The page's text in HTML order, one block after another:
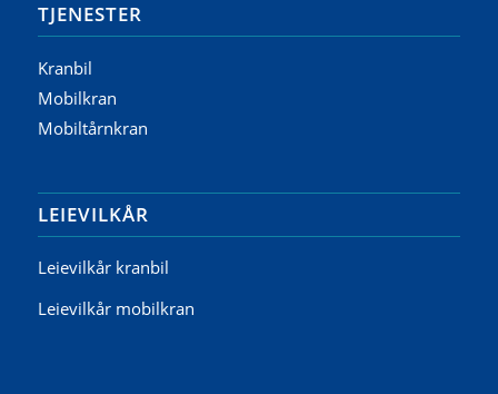
TJENESTER
Kranbil
Mobilkran
Mobiltårnkran
LEIEVILKÅR
Leievilkår kranbil
Leievilkår mobilkran